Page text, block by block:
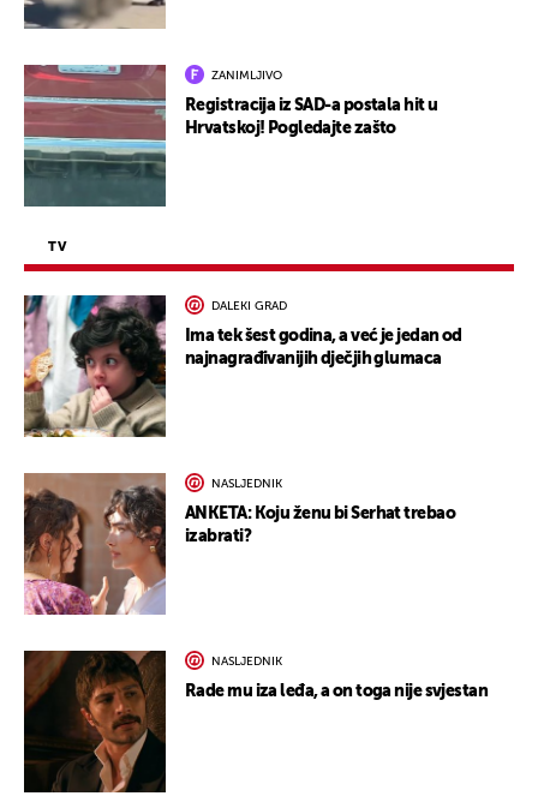
ZANIMLJIVO
Registracija iz SAD-a postala hit u
Hrvatskoj! Pogledajte zašto
TV
DALEKI GRAD
Ima tek šest godina, a već je jedan od
najnagrađivanijih dječjih glumaca
NASLJEDNIK
ANKETA: Koju ženu bi Serhat trebao
izabrati?
NASLJEDNIK
Rade mu iza leđa, a on toga nije svjestan